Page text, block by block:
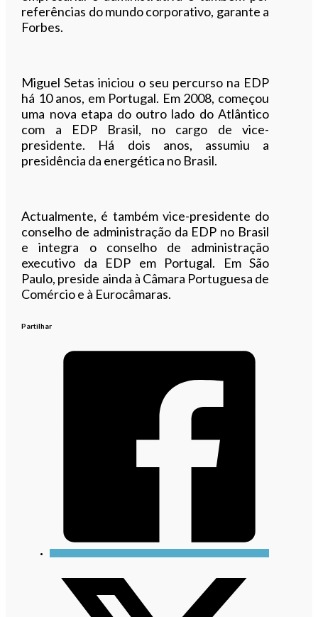
referências do mundo corporativo, garante a
Forbes.
Miguel Setas iniciou o seu percurso na EDP
há 10 anos, em Portugal. Em 2008, começou
uma nova etapa do outro lado do Atlântico
com a EDP Brasil, no cargo de vice-
presidente. Há dois anos, assumiu a
presidência da energética no Brasil.
Actualmente, é também vice-presidente do
conselho de administração da EDP no Brasil
e integra o conselho de administração
executivo da EDP em Portugal. Em São
Paulo, preside ainda à Câmara Portuguesa de
Comércio e à Eurocâmaras.
Partilhar